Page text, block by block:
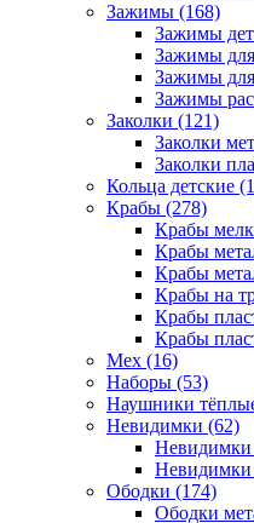
Зажимы (168)
Зажимы
Зажимы
Зажимы
Зажимы
Заколки (121)
Заколки
Заколки
Кольца детские
Крабы (278)
Крабы
Крабы
Крабы
Крабы на
Крабы
Крабы
Мех (16)
Наборы (53)
Наушники
Невидимки (62)
Невидимки
Невидимки
Ободки (174)
Ободки